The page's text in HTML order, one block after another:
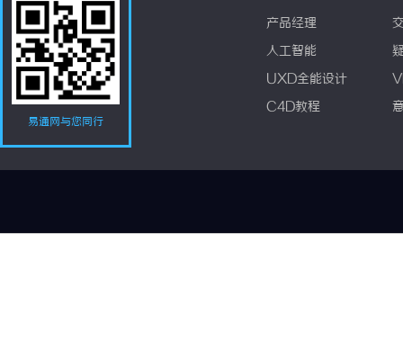
易通网与您同行
产品经理
人工智能
UXD全能设计
C4D教程